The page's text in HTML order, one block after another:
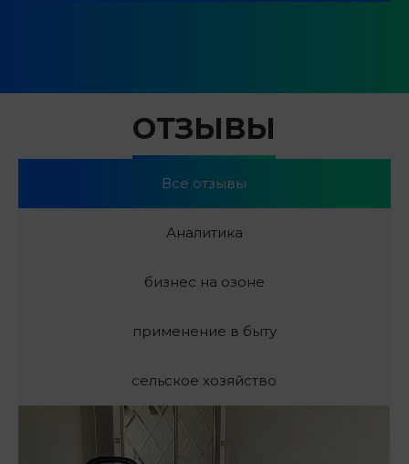
ОТЗЫВЫ
Все отзывы
Аналитика
бизнес на озоне
применение в быту
сельское хозяйство